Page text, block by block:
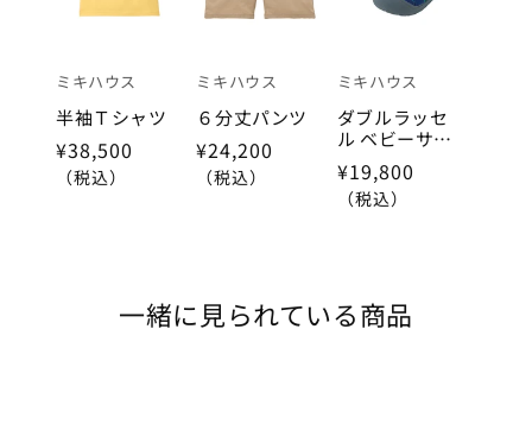
ミキハウス
半袖Ｔシャツ
¥38,500
（税込）
ミキハウス
６分丈パンツ
¥24,200
（税込）
ミキハウス
ダブルラッセ
ル ベビーサン
ダル
¥19,800
（税込）
一緒に見られている商品